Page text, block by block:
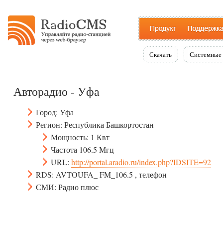
Скачать Системные
Авторадио - Уфа
Город: Уфа
Регион: Республика Башкортостан
Мощность: 1 Квт
Частота 106.5 Мгц
URL: http://portal.aradio.ru/index.php?IDSITE=92
RDS: AVTOUFA_ FM_106.5 , телефон
СМИ: Радио плюс